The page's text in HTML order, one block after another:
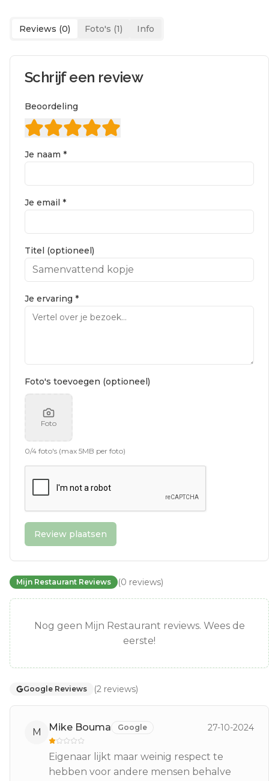
Reviews (0) Foto's (1) Info
Schrijf een review
Beoordeling
Je naam *
Je email *
Titel (optioneel)
Je ervaring *
Foto's toevoegen (optioneel)
Foto
0/4 foto's (max 5MB per foto)
Review plaatsen
Mijn Restaurant Reviews (0 reviews)
Nog geen Mijn Restaurant reviews. Wees de
eerste!
Google Reviews (2 reviews)
M Mike Bouma Google 27-10-2024
Eigenaar lijkt maar weinig respect te
hebben voor andere mensen behalve